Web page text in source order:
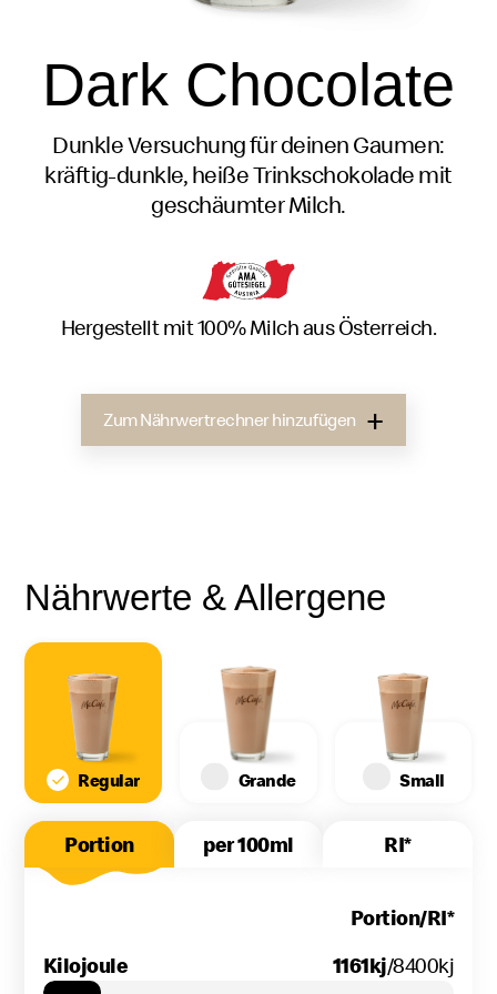
Dark Chocolate
Dunkle Versuchung für deinen Gaumen:
kräftig-dunkle, heiße Trinkschokolade mit
geschäumter Milch.
Hergestellt mit 100% Milch aus Österreich.
Zum Nährwertrechner hinzufügen
Nährwerte & Allergene
Regular Grande Small
Portion per 100ml RI*
Portion/RI*
Kilojoule
1161kjKilojoule
/8400kj